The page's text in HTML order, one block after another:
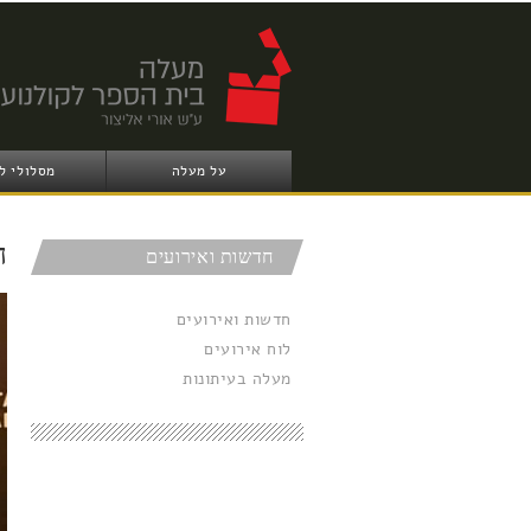
על מעלה מסלולי
חדשות ואירועים
חדשות ואירועים
לוח אירועים
מעלה בעיתונות